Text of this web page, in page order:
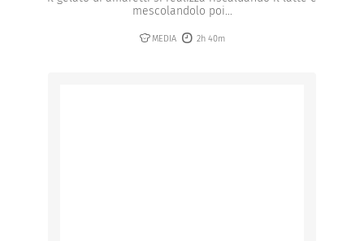
mescolandolo poi...
MEDIA 2h 40m